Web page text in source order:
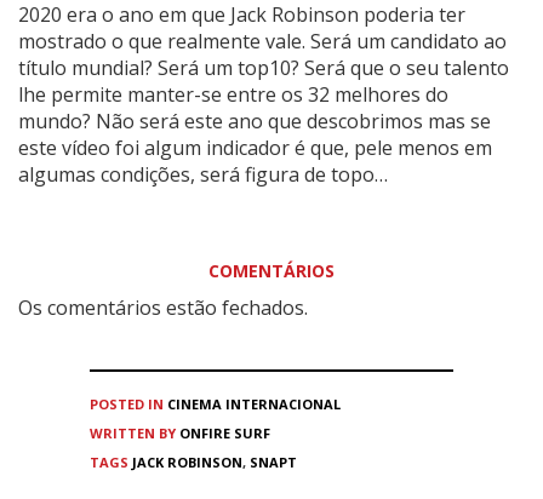
2020 era o ano em que Jack Robinson poderia ter
mostrado o que realmente vale. Será um candidato ao
título mundial? Será um top10? Será que o seu talento
lhe permite manter-se entre os 32 melhores do
mundo? Não será este ano que descobrimos mas se
este vídeo foi algum indicador é que, pele menos em
algumas condições, será figura de topo…
COMENTÁRIOS
Os comentários estão fechados.
POSTED IN CINEMA INTERNACIONAL
WRITTEN BY ONFIRE SURF
TAGS JACK ROBINSON, SNAPT